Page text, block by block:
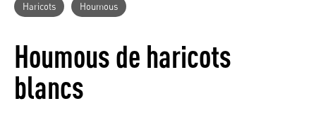
Haricots Houmous
Houmous de haricots
blancs